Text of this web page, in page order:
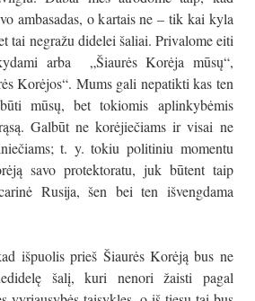
ambasadas, o kartais ne – tik kai kyla
tai negražu didelei šaliai. Privalome eiti
arba „Šiaurės Korėja mūsų“,
Korėjos“. Mums gali nepatikti kas ten
mūsų, bet tokiomis aplinkybėmis
Galbūt ne korėjiečiams ir visai ne
t. y. tokiu politiniu momentu
savo protektoratu, juk būtent taip
Rusija, šen bei ten išvengdama
išpuolis prieš Šiaurės Korėją bus ne
šalį, kuri nenori žaisti pagal